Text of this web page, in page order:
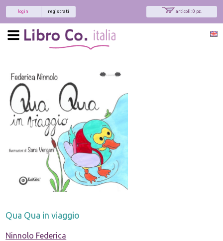
articoli: 0 pz.
registrati
login
Qua Qua in viaggio
Ninnolo Federica